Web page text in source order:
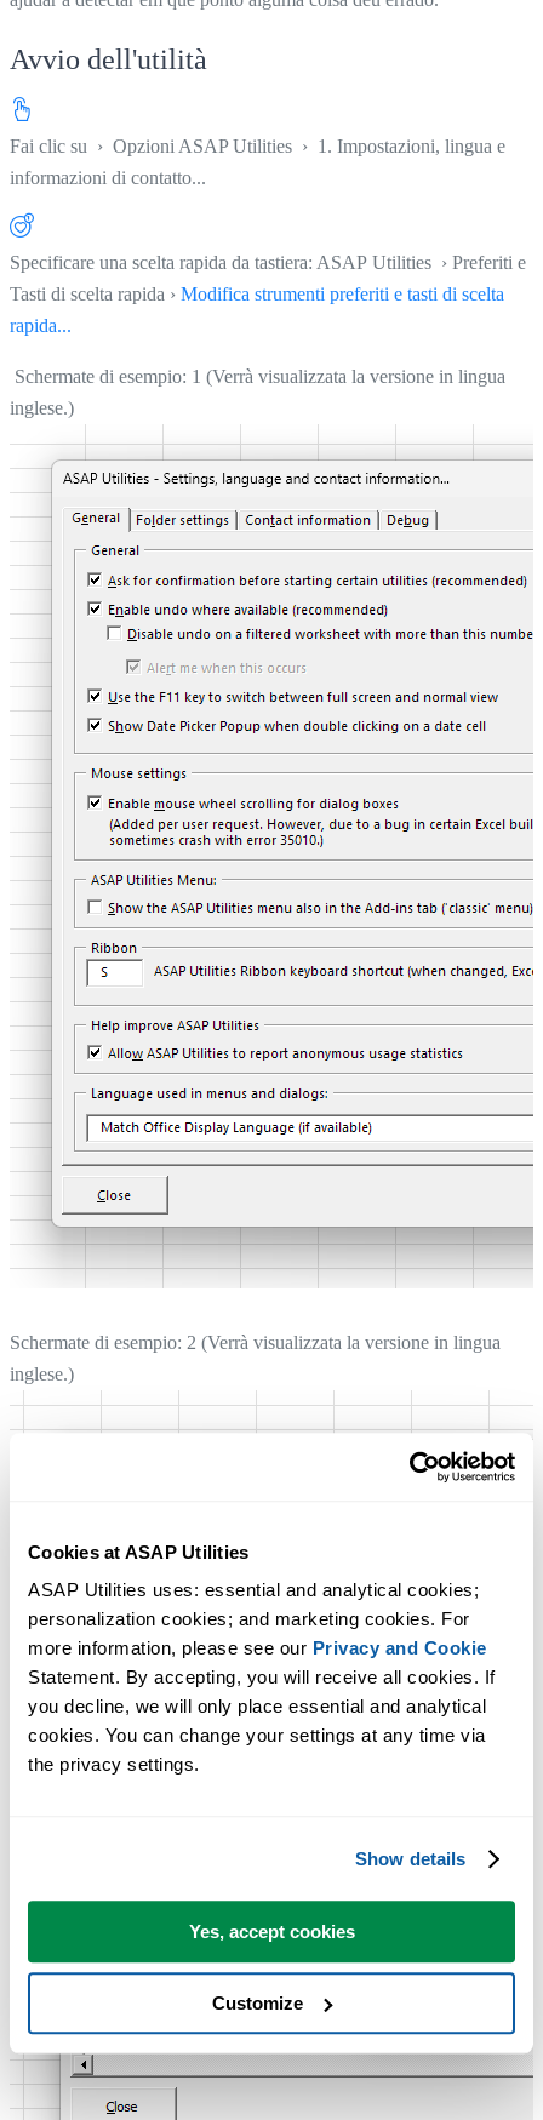
Cookies at ASAP Utilities
ASAP Utilities uses: essential and analytical cookies;
personalization cookies; and marketing cookies. For
more information, please see our Privacy and Cookie
Statement. By accepting, you will receive all cookies. If
you decline, we will only place essential and analytical
cookies. You can change your settings at any time via
the privacy settings.
Show details
Yes, accept cookies
Customize
Avvio dell'utilità
Fai clic su › Opzioni ASAP Utilities › 1. Impostazioni, lingua e
informazioni di contatto...
Specificare una scelta rapida da tastiera: ASAP Utilities › Preferiti e
Tasti di scelta rapida › Modifica strumenti preferiti e tasti di scelta
rapida...
Schermate di esempio: 1 (Verrà visualizzata la versione in lingua
inglese.)
Schermate di esempio: 2 (Verrà visualizzata la versione in lingua
inglese.)